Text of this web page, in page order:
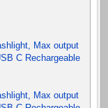
Max output
C Rechargeable
Max output